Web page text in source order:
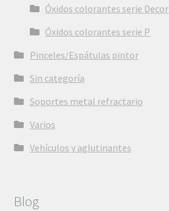
Óxidos colorantes serie Decor
Óxidos colorantes serie P
Pinceles/Espátulas pintor
Sin categoría
Soportes metal refractario
Varios
Vehículos y aglutinantes
Blog